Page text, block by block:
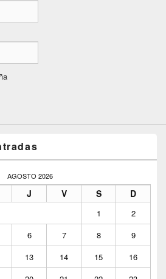
AGOSTO 2026
J V S D
1
2
6 7 8
9
13 14 15
16